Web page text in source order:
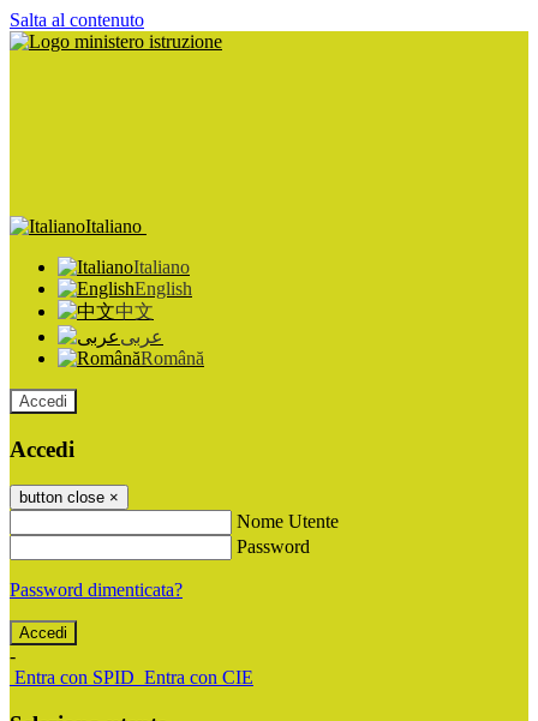
Salta al contenuto
Italiano
Italiano
English
中文
عربى
Română
Accedi
Accedi
button close ×
Nome Utente
Password
Password dimenticata?
-
Entra con SPID Entra con CIE